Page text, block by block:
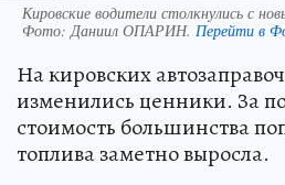
Кировские водители столкнулись с
Фото: Даниил ОПАРИН. Перейти в
На кировских
изменились ценники. За
стоимость большинства
топлива заметно выросла.